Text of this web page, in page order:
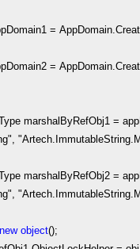
=
=
marshalByRefObj1 =
" "
marshalByRefObj2 =
" "
new object();